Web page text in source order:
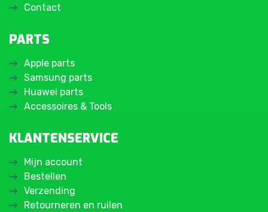
Contact
PARTS
Apple parts
Samsung parts
Huawei parts
Accessoires & Tools
KLANTENSERVICE
Mijn account
Bestellen
Verzending
Retourneren en ruilen